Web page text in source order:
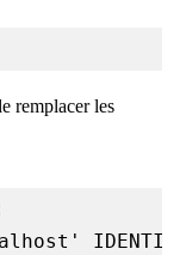
remplacer les